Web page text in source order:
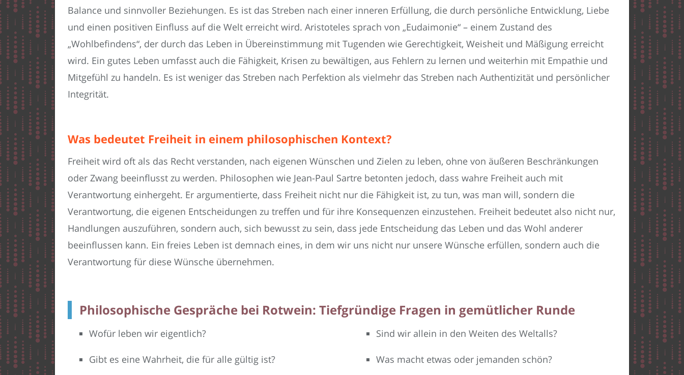
Balance und sinnvoller Beziehungen. Es ist das Streben nach einer inneren Erfüllung, die durch persönliche Entwicklung, Liebe
und einen positiven Einfluss auf die Welt erreicht wird. Aristoteles sprach von „Eudaimonie“ – einem Zustand des
„Wohlbefindens“, der durch das Leben in Übereinstimmung mit Tugenden wie Gerechtigkeit, Weisheit und Mäßigung erreicht
wird. Ein gutes Leben umfasst auch die Fähigkeit, Krisen zu bewältigen, aus Fehlern zu lernen und weiterhin mit Empathie und
Mitgefühl zu handeln. Es ist weniger das Streben nach Perfektion als vielmehr das Streben nach Authentizität und persönlicher
Integrität.
Was bedeutet Freiheit in einem philosophischen Kontext?
Freiheit wird oft als das Recht verstanden, nach eigenen Wünschen und Zielen zu leben, ohne von äußeren Beschränkungen
oder Zwang beeinflusst zu werden. Philosophen wie Jean-Paul Sartre betonten jedoch, dass wahre Freiheit auch mit
Verantwortung einhergeht. Er argumentierte, dass Freiheit nicht nur die Fähigkeit ist, zu tun, was man will, sondern die
Verantwortung, die eigenen Entscheidungen zu treffen und für ihre Konsequenzen einzustehen. Freiheit bedeutet also nicht nur,
Handlungen auszuführen, sondern auch, sich bewusst zu sein, dass jede Entscheidung das Leben und das Wohl anderer
beeinflussen kann. Ein freies Leben ist demnach eines, in dem wir uns nicht nur unsere Wünsche erfüllen, sondern auch die
Verantwortung für diese Wünsche übernehmen.
Philosophische Gespräche bei Rotwein: Tiefgründige Fragen in gemütlicher Runde
Wofür leben wir eigentlich?
Gibt es eine Wahrheit, die für alle gültig ist?
Sind wir allein in den Weiten des Weltalls?
Was macht etwas oder jemanden schön?